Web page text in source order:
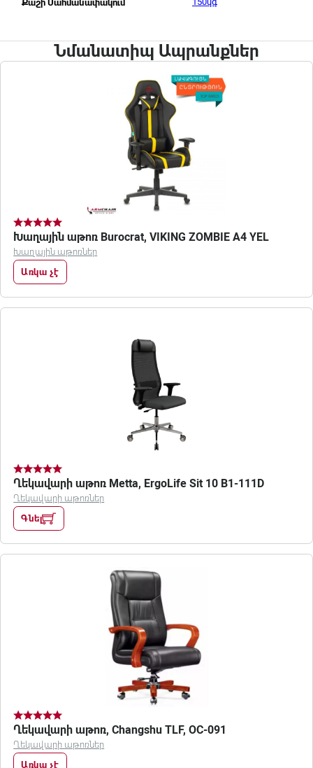
Քաշի Սահմանափակում
Նմանատիպ Ապրանքներ
Խաղային աթոռ Burocrat, VIKING ZOMBIE A4 YEL
Խաղային աթոռներ
Առկա չէ
Ղեկավարի աթոռ Metta, ErgoLife Sit 10 B1-111D
Ղեկավարի աթոռներ
Գնել
Ղեկավարի աթոռ, Changshu TLF, OC-091
Ղեկավարի աթոռներ
Առկա չէ